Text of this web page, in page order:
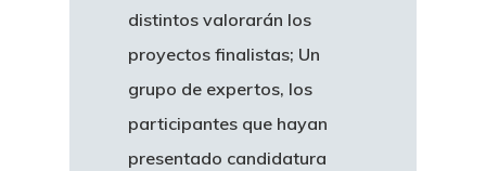
distintos valorarán los
proyectos finalistas; Un
grupo de expertos, los
participantes que hayan
presentado candidatura